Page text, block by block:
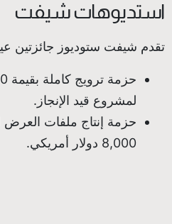
استديوهات شيفت
تقدم شيفت ستوديوز جائزتين
لمشروع قيد الإنجاز.
حزمة إنتاج ملفات العرض
8,000 دولار أمريكي.